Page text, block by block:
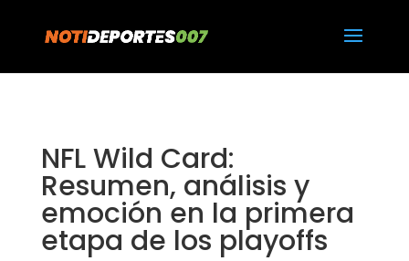
NFL Wild Card:
Resumen, análisis y
emoción en la primera
etapa de los playoffs